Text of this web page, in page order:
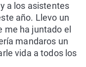
a los asistentes
año. Llevo un
me ha juntado el
mandaros un
vida a todos los